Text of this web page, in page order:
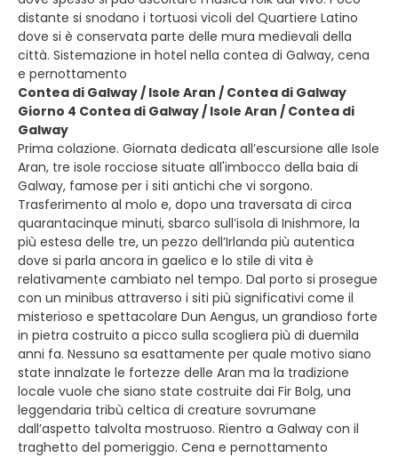
distante si snodano i tortuosi vicoli del Quartiere Latino
dove si è conservata parte delle mura medievali della
città. Sistemazione in hotel nella contea di Galway, cena
e pernottamento
Contea di Galway / Isole Aran / Contea di Galway
Giorno 4 Contea di Galway / Isole Aran / Contea di
Galway
Prima colazione. Giornata dedicata all’escursione alle Isole
Aran, tre isole rocciose situate all'imbocco della baia di
Galway, famose per i siti antichi che vi sorgono.
Trasferimento al molo e, dopo una traversata di circa
quarantacinque minuti, sbarco sull’isola di Inishmore, la
più estesa delle tre, un pezzo dell’Irlanda più autentica
dove si parla ancora in gaelico e lo stile di vita è
relativamente cambiato nel tempo. Dal porto si prosegue
con un minibus attraverso i siti più significativi come il
misterioso e spettacolare Dun Aengus, un grandioso forte
in pietra costruito a picco sulla scogliera più di duemila
anni fa. Nessuno sa esattamente per quale motivo siano
state innalzate le fortezze delle Aran ma la tradizione
locale vuole che siano state costruite dai Fir Bolg, una
leggendaria tribù celtica di creature sovrumane
dall’aspetto talvolta mostruoso. Rientro a Galway con il
traghetto del pomeriggio. Cena e pernottamento